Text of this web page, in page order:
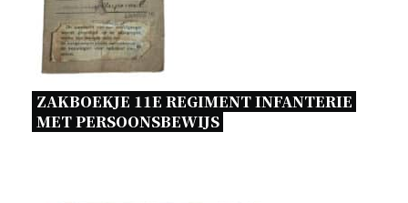
ZAKBOEKJE 11E REGIMENT INFANTERIE
MET PERSOONSBEWIJS